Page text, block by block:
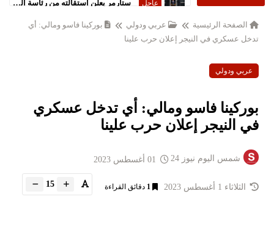
الصفحة الرئيسية عربي ودولي
بوركينا فاسو ومالي: أي
تدخل عسكري في النيجر إعلان حرب علينا
عربي ودولي
بوركينا فاسو ومالي: أي تدخل عسكري
في النيجر إعلان حرب علينا
شمس اليوم نيوز 24
الثلاثاء 1 أغسطس 2023 1 دقائق القراءة 15